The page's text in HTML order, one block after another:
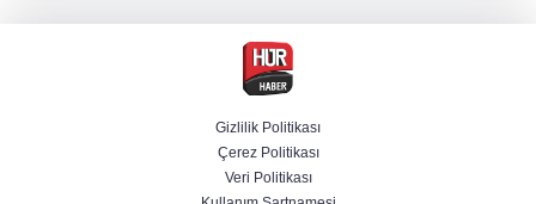
4 olayda izleri var! ''Ay Grubu'' çökertildi
Cumhurbaşkanı Erdoğan'dan Terörsüz
Türkiye vurgusu
Gizlilik Politikası
Çerez Politikası
Veri Politikası